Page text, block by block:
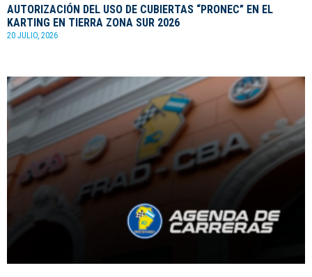
AUTORIZACIÓN DEL USO DE CUBIERTAS “PRONEC” EN EL
KARTING EN TIERRA ZONA SUR 2026
20 JULIO, 2026